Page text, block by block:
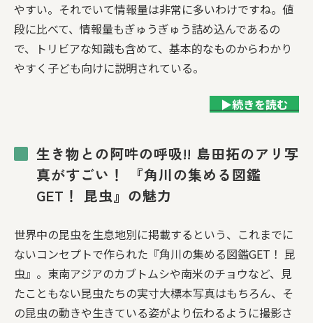
やすい。それでいて情報量は非常に多いわけですね。値
段に比べて、情報量もぎゅうぎゅう詰め込んであるの
で、トリビアな知識も含めて、基本的なものからわかり
やすく子ども向けに説明されている。
▶続きを読む
生き物との阿吽の呼吸!! 島田拓のアリ写
真がすごい！ 『角川の集める図鑑
GET！ 昆虫』の魅力
世界中の昆虫を生息地別に掲載するという、これまでに
ないコンセプトで作られた『角川の集める図鑑GET！ 昆
虫』。東南アジアのカブトムシや南米のチョウなど、見
たこともない昆虫たちの実寸大標本写真はもちろん、そ
の昆虫の動きや生きている姿がより伝わるように撮影さ